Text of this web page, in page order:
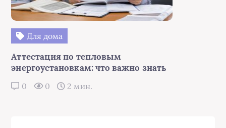
Для дома
Аттестация по тепловым
энергоустановкам: что важно знать
0 0 2 мин.